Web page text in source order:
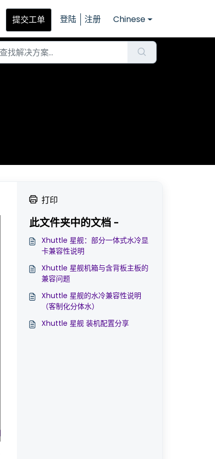
提交工单 登陆 注册 Chinese
打印
此文件夹中的文档 -
Xhuttle 星舰：部分一体式水冷显
卡兼容性说明
Xhuttle 星舰机箱与含背板主板的
兼容问题
Xhuttle 星舰的水冷兼容性说明
（客制化分体水）
Xhuttle 星舰 装机配置分享